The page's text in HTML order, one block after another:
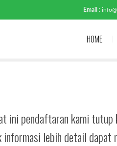
Email :
HOME
ini pendaftaran kami tutup
informasi lebih detail dapat